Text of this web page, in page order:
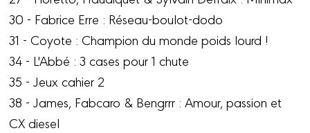
30 - Fabrice Erre : Réseau-boulot-dodo
31 - Coyote : Champion du monde poids lourd !
34 - L'Abbé : 3 cases pour 1 chute
35 - Jeux cahier 2
38 - James, Fabcaro & Bengrrr : Amour, passion et
CX diesel